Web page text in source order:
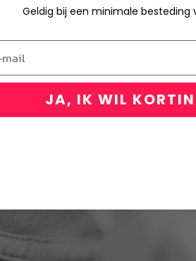
Geldig bij een minimale besteding
JA, IK WIL